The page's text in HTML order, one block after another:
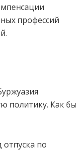
профессий
политику. Как бы
по